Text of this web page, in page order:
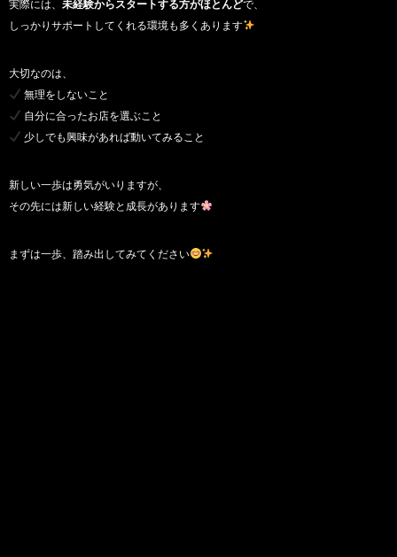
実際には、 未経験からスタートする方がほとんどで、
しっかりサポートしてくれる環境も多くあります
大切なのは、
無理をしないこと
自分に合ったお店を選ぶこと
少しでも興味があれば動いてみること
新しい一歩は勇気がいりますが、
その先には新しい経験と成長があります
まずは一歩、踏み出してみてください